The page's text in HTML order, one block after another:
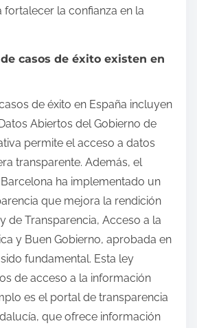
la confianza en la
casos de éxito existen en
de éxito en España incluyen
Abiertos del Gobierno de
permite el acceso a datos
transparente. Además, el
ha implementado un
que mejora la rendición
de Transparencia, Acceso a la
y Buen Gobierno, aprobada en
fundamental. Esta ley
de acceso a la información
es el portal de transparencia
que ofrece información